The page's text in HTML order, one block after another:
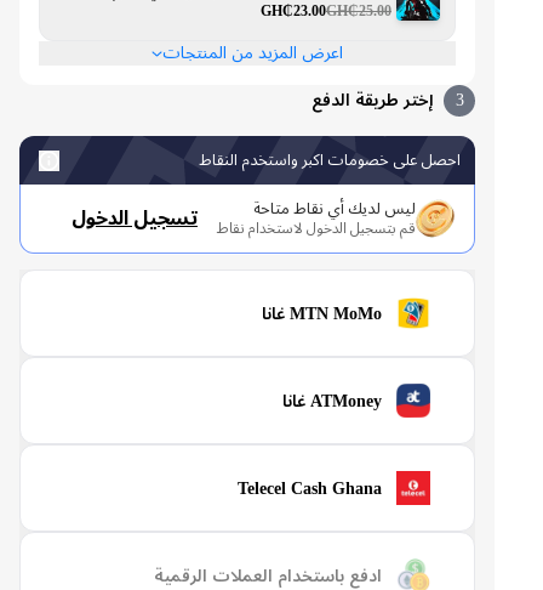
GH₵25.00
GH₵23.00
اعرض المزيد من المنتجات
إختر طريقة الدفع
احصل على خصومات اكبر واستخدم النقاط
ليس لديك أي نقاط متاحة
قم بتسجيل الدخول لاستخدام نقاط تسجيل الدخول
MTN MoMo غانا
ATMoney غانا
Telecel Cash Ghana
ادفع باستخدام العملات الرقمية